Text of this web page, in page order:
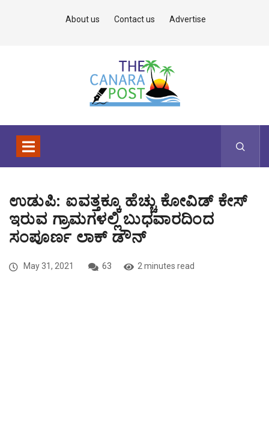
About us Contact us Advertise
ಉಡುಪಿ: ಐವತ್ತಕ್ಕೂ ಹೆಚ್ಚು ಕೋವಿಡ್ ಕೇಸ್
ಇರುವ ಗ್ರಾಮಗಳಲ್ಲಿ ಬುಧವಾರದಿಂದ
ಸಂಪೂರ್ಣ ಲಾಕ್ ಡೌನ್
May 31, 2021 63 2 minutes read